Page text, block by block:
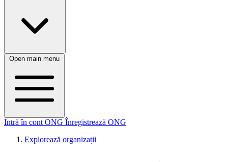
Open main menu
Intră în cont ONG Înregistrează ONG
Explorează organizații